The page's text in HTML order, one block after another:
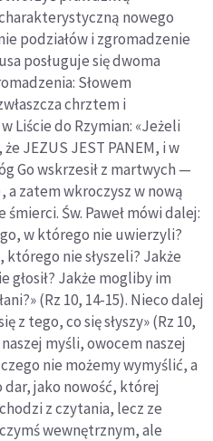
nowego
podziałów i zgromadzenie
posługuje się dwoma
Słowem
chrztem i
Liście do Rzymian: «Jeżeli
JEZUS JEST PANEM, i w
Go wskrzesił z martwych —
a zatem wkroczysz w nową
Św. Paweł mówi dalej:
w którego nie uwierzyli?
nie słyszeli? Jakże
głosił? Jakże mogliby im
(Rz 10, 14-15). Nieco dalej
z tego, co się słyszy» (Rz 10,
myśli, owocem naszej
nie możemy wymyślić, a
jako nowość, której
z czytania, lecz ze
wewnętrznym, ale